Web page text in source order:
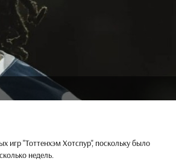
игр "Тоттенхэм Хотспур", поскольку было
недель.